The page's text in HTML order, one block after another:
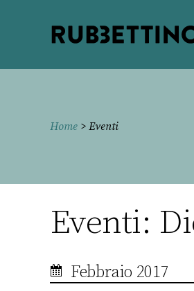
Home > Eventi
Eventi:
Febbraio 2017